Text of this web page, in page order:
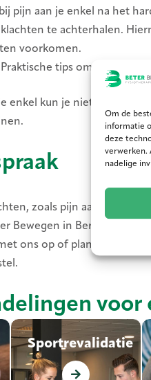
Om de
informatie
deze
verwerken.
nadelige
pijn aan je enkel na het
te achterhalen.
voorkomen.
Praktische tips om
enkel kun je niet alleen de
zoals pijn aan je
Bewegen in Beringe en
ons op of plan eenvoudig
voor
Sportrevalidatie
Sportrevalidatie
Sportrevalidatie